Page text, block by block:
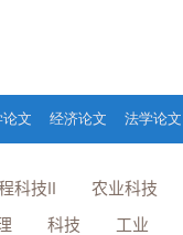
论文 经济论文 法学论文
科技II 农业科技
科技 工业